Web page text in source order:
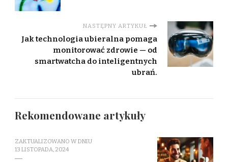
NASTĘPNY ARTYKUŁ
Jak technologia ubieralna pomaga
monitorować zdrowie — od
smartwatcha do inteligentnych
ubrań.
Rekomendowane artykuły
ZAKTUALIZOWANO W DNIU
13 LISTOPADA, 2024